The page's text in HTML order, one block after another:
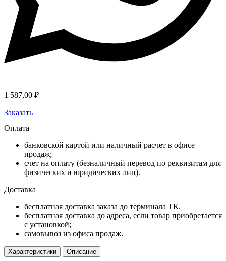
1 587,00 ₽
Заказать
Оплата
банковской картой или наличный расчет в офисе
продаж;
счет на оплату (безналичный перевод по реквизитам для
физических и юридических лиц).
Доставка
бесплатная доставка заказа до терминала ТК.
бесплатная доставка до адреса, если товар приобретается
с установкой;
самовывоз из офиса продаж.
Характеристики Описание